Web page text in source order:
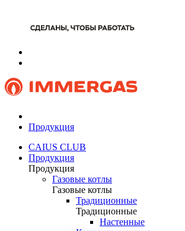
Продукция
CAIUS CLUB
Продукция
Продукция
Газовые котлы
Газовые котлы
Традиционные
Традиционные
Настенные